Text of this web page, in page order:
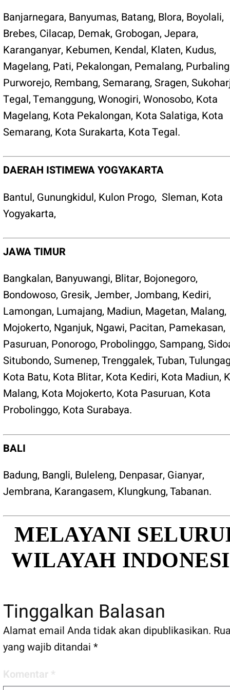
Banjarnegara, Banyumas, Batang, Blora, Boyolali,
Brebes, Cilacap, Demak, Grobogan, Jepara,
Karanganyar, Kebumen, Kendal, Klaten, Kudus,
Magelang, Pati, Pekalongan, Pemalang,
Purworejo, Rembang, Semarang, Sragen,
Tegal,Temanggung, Wonogiri, Wonosobo, Kota
Magelang, Kota Pekalongan, Kota Salatiga, Kota
Semarang, Kota Surakarta, Kota Tegal.
DAERAH ISTIMEWA YOGYAKARTA
Bantul, Gunungkidul, Kulon Progo, Sleman, Kota
Yogyakarta,
JAWA TIMUR
Bangkalan, Banyuwangi, Blitar, Bojonegoro,
Bondowoso, Gresik, Jember, Jombang, Kediri,
Lamongan, Lumajang, Madiun, Magetan, Malang,
Mojokerto, Nganjuk, Ngawi, Pacitan, Pamekasan,
Pasuruan, Ponorogo, Probolinggo, Sampang,
Situbondo, Sumenep,Trenggalek,Tuban,
Kota Batu, Kota Blitar, Kota Kediri, Kota Madiun,
Malang, Kota Mojokerto, Kota Pasuruan, Kota
Probolinggo, Kota Surabaya.
BALI
Badung, Bangli, Buleleng, Denpasar, Gianyar,
Jembrana, Karangasem, Klungkung,Tabanan.
MELAYANI
WILAYAH
Tinggalkan Balasan
Alamat email Anda tidak akan dipublikasikan.
yang wajib ditandai *
Komentar *